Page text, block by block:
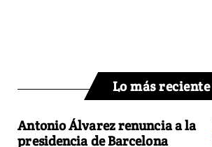
Lo más reciente
Antonio Álvarez renuncia a la
presidencia de Barcelona